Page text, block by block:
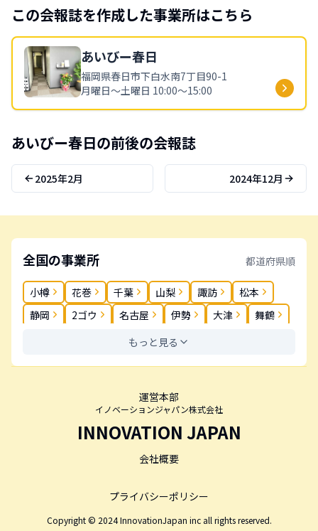
この会報誌を作成した事業所はこちら
あいびー春日
福岡県春日市下白水南7丁目90-1
月曜日〜土曜日 10:00〜15:00
あいびー春日の前後の会報誌
2025年2月 2024年12月
全国の事業所 都道府県順
小樽 花巻 千葉 山梨 諏訪
松本
静岡
2ゴウ 名古屋 伊勢 大津
舞鶴
松茂 高松
もっと見る
運営本部
イノベーションジャパン株式会社
INNOVATION JAPAN
会社概要
プライバシーポリシー
Copyright © 2024 InnovationJapan inc all rights reserved.